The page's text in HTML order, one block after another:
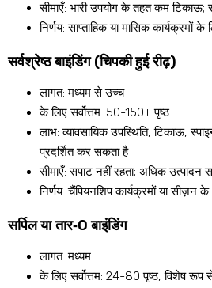
सीमाएँ: भारी उपयोग के तहत कम
निर्णय: साप्ताहिक या मासिक कार्यक्रमों
सर्वश्रेष्ठ बाइंडिंग (चिपकी हुई रीढ़)
लागत: मध्यम से उच्च
के लिए सर्वोत्तम: 50-150+ पृष्ठ
लाभ: व्यावसायिक उपस्थिति, टिकाऊ,
प्रदर्शित कर सकता है
सीमाएँ: सपाट नहीं रहता; अधिक उत्पादन
निर्णय: चैंपियनशिप कार्यक्रमों या
सर्पिल या तार‑O बाइंडिंग
लागत: मध्यम
के लिए सर्वोत्तम: 24-80 पृष्ठ, विशेष रूप